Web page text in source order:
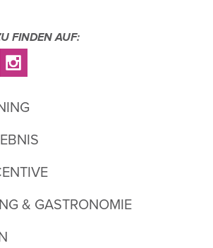
FINDEN AUF:
& GASTRONOMIE